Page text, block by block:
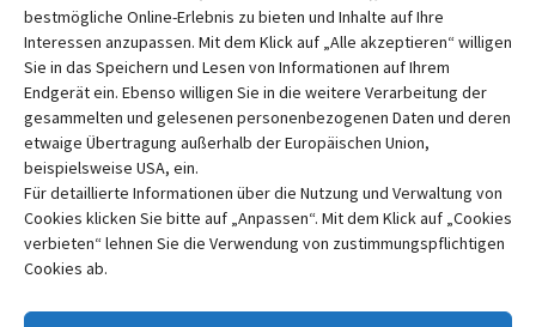
bestmögliche Online-Erlebnis zu bieten und Inhalte auf Ihre
Interessen anzupassen. Mit dem Klick auf „Alle akzeptieren“ willigen
Sie in das Speichern und Lesen von Informationen auf Ihrem
Endgerät ein. Ebenso willigen Sie in die weitere Verarbeitung der
gesammelten und gelesenen personenbezogenen Daten und deren
etwaige Übertragung außerhalb der Europäischen Union,
beispielsweise USA, ein.
Für detaillierte Informationen über die Nutzung und Verwaltung von
Cookies klicken Sie bitte auf „Anpassen“. Mit dem Klick auf „Cookies
verbieten“ lehnen Sie die Verwendung von zustimmungspflichtigen
Cookies ab.
Pflanzenfarben
Über mich
Uncategorized
Datenschutzerklärung
Erstellt mit WooCommerce.